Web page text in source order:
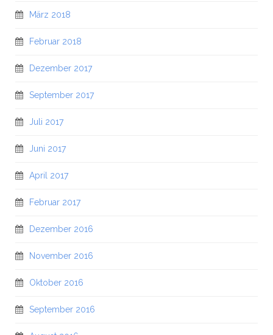
März 2018
Februar 2018
Dezember 2017
September 2017
Juli 2017
Juni 2017
April 2017
Februar 2017
Dezember 2016
November 2016
Oktober 2016
September 2016